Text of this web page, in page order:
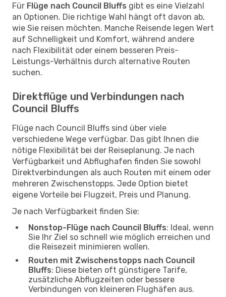
Für Flüge nach Council Bluffs gibt es eine Vielzahl
an Optionen. Die richtige Wahl hängt oft davon ab,
wie Sie reisen möchten. Manche Reisende legen Wert
auf Schnelligkeit und Komfort, während andere
nach Flexibilität oder einem besseren Preis-
Leistungs-Verhältnis durch alternative Routen
suchen.
Direktflüge und Verbindungen nach
Council Bluffs
Flüge nach Council Bluffs sind über viele
verschiedene Wege verfügbar. Das gibt Ihnen die
nötige Flexibilität bei der Reiseplanung. Je nach
Verfügbarkeit und Abflughafen finden Sie sowohl
Direktverbindungen als auch Routen mit einem oder
mehreren Zwischenstopps. Jede Option bietet
eigene Vorteile bei Flugzeit, Preis und Planung.
Je nach Verfügbarkeit finden Sie:
Nonstop-Flüge nach Council Bluffs: Ideal, wenn
Sie Ihr Ziel so schnell wie möglich erreichen und
die Reisezeit minimieren wollen.
Routen mit Zwischenstopps nach Council
Bluffs: Diese bieten oft günstigere Tarife,
zusätzliche Abflugzeiten oder bessere
Verbindungen von kleineren Flughäfen aus.